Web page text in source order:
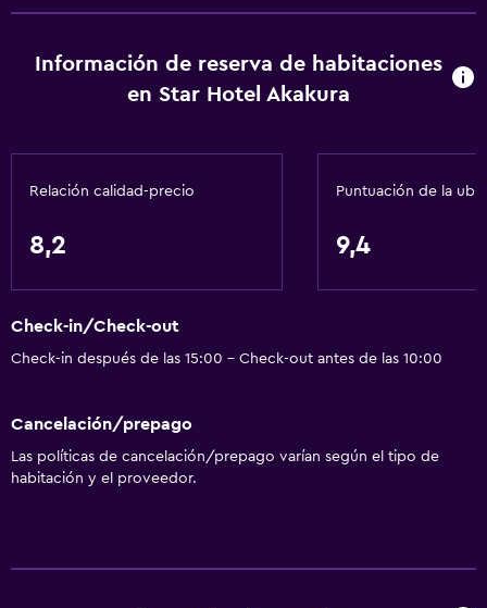
Información de reserva de habitaciones
en Star Hotel Akakura
Relación calidad-precio
8,2
Puntuación de la
9,4
Check-in/Check-out
Check-in después de las 15:00 - Check-out antes de las 10:00
Cancelación/prepago
Las políticas de cancelación/prepago varían según el tipo de
habitación y el proveedor.